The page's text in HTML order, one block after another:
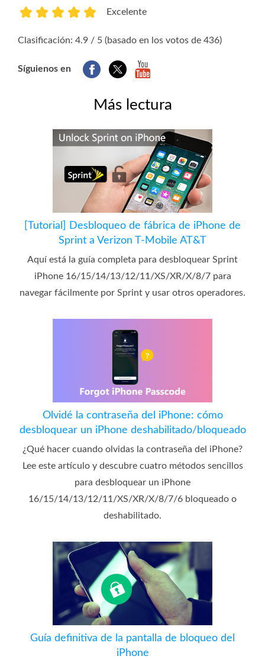
Excelente
Clasificación: 4.9 / 5 (basado en los votos de 436)
Síguienos en
Más lectura
[Tutorial] Desbloqueo de fábrica de iPhone de
Sprint a Verizon T-Mobile AT&T
Aquí está la guía completa para desbloquear Sprint
iPhone 16/15/14/13/12/11/XS/XR/X/8/7 para
navegar fácilmente por Sprint y usar otros operadores.
Olvidé la contraseña del iPhone: cómo
desbloquear un iPhone deshabilitado/bloqueado
¿Qué hacer cuando olvidas la contraseña del iPhone?
Lee este artículo y descubre cuatro métodos sencillos
para desbloquear un iPhone
16/15/14/13/12/11/XS/XR/X/8/7/6 bloqueado o
deshabilitado.
Guía definitiva de la pantalla de bloqueo del
iPhone